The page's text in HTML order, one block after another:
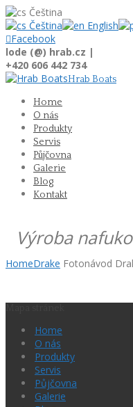
Čeština
Čeština
English
Facebook
lode (@) hrab.cz |
+420 606 442 734
Hrab Boats
Home
O nás
Produkty
Servis
Půjčovna
Galerie
Blog
Kontakt
Výroba
HomeDrake Fotonávod
Home
O nás
Produkty
Servis
Půjčovna
Galerie